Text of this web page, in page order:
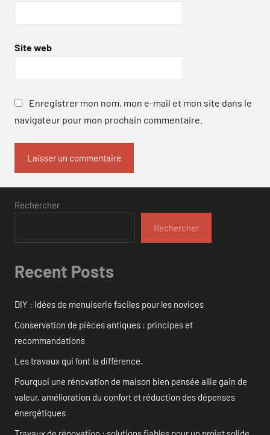
Site web
Enregistrer mon nom, mon e-mail et mon site dans le
navigateur pour mon prochain commentaire.
Rechercher
Rechercher
Recent Posts
DIY : Idées de menuiserie faciles pour les novices
Conservation de pièces antiques : principes et
recommandations
Les travaux qui font la différence.
Pourquoi une rénovation de maison bien pensée allie gain de
valeur, amélioration du confort et réduction des dépenses
énergétiques